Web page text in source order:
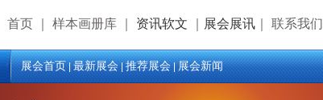
首页 样本画册库 资讯软文 展会展讯 联系我们
展会首页|最新展会|推荐展会|展会新闻